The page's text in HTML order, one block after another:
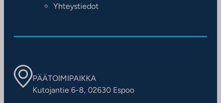
Yhteystiedot
PÄÄTOIMIPAIKKA
Kutojantie 6-8, 02630 Espoo